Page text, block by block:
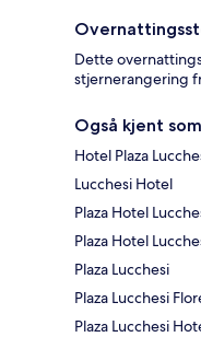
Dette
stjernerangering
Også kjent som
Hotel Plaza
Lucchesi Hotel
Plaza Hotel
Plaza Hotel
Plaza Lucchesi
Plaza Lucchesi
Plaza Lucchesi